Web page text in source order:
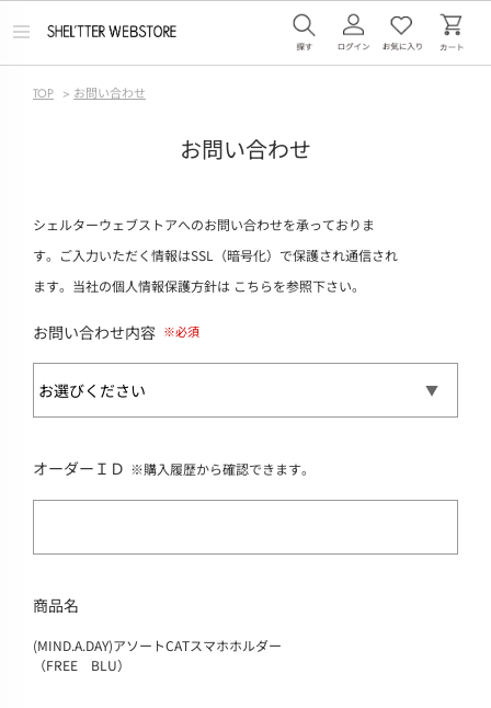
メ
TOP > お問い合わせ
お問い合わせ
シェルターウェブストアへのお問い合わせを承っておりま
す。ご入力いただく情報はSSL（暗号化）で保護され通信され
ます。当社の個人情報保護方針は こちらを参照下さい。
お問い合わせ内容
オーダーＩＤ ※購入履歴から確認できます。
商品名
(MIND.A.DAY)アソートCATスマホホルダー
（FREE BLU）